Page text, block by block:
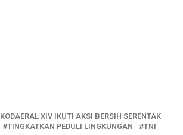
KODAERAL XIV IKUTI AKSI BERSIH SERENTAK
TINGKATKAN PEDULI LINGKUNGAN TNI